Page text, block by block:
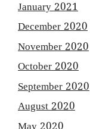
January 2021
December 2020
November 2020
October 2020
September 2020
August 2020